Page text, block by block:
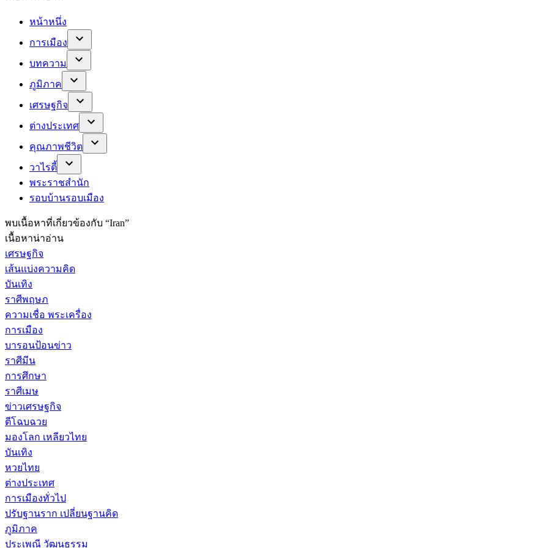
หน้าหนึ่ง
การเมือง
บทความ
ภูมิภาค
เศรษฐกิจ
ต่างประเทศ
คุณภาพชีวิต
วาไรตี้
พระราชสำนัก
รอบบ้านรอบเมือง
พบเนื้อหาที่เกี่ยวข้องกับ “Iran”
เนื้อหาน่าอ่าน
เศรษฐกิจ
เส้นแบ่งความคิด
บันเทิง
ราศีพฤษภ
ความเชื่อ พระเครื่อง
การเมือง
บารอนป้อนข่าว
ราศีมีน
การศึกษา
ราศีเมษ
ข่าวเศรษฐกิจ
ตีโฉบฉวย
มองโลก เหลียวไทย
บันเทิง
หวยไทย
ต่างประเทศ
การเมืองทั่วไป
ปรับฐานราก เปลี่ยนฐานคิด
ภูมิภาค
ประเพณี วัฒนธรรม